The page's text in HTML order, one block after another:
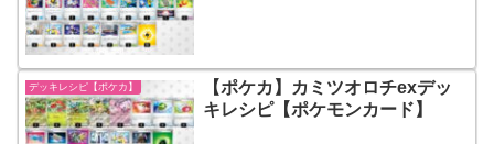
デッキレシピ【ポケカ】
【ポケカ】カミツオロチexデッ
キレシピ【ポケモンカード】